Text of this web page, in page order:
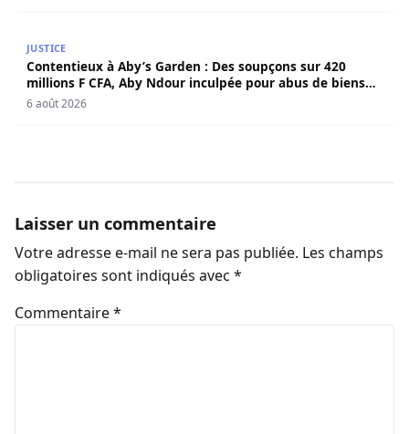
JUSTICE
Contentieux à Aby’s Garden : Des soupçons sur 420
millions F CFA, Aby Ndour inculpée pour abus de biens
sociaux
6 août 2026
Laisser un commentaire
Votre adresse e-mail ne sera pas publiée. Les champs
obligatoires sont indiqués avec *
Commentaire*